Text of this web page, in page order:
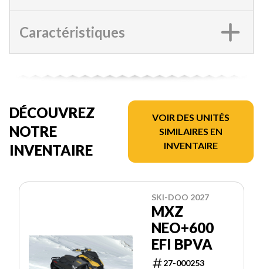
Caractéristiques
DÉCOUVREZ
NOTRE
INVENTAIRE
VOIR DES UNITÉS
SIMILAIRES EN
INVENTAIRE
SKI-DOO 2027
MXZ
NEO+600
EFI BPVA
27-000253